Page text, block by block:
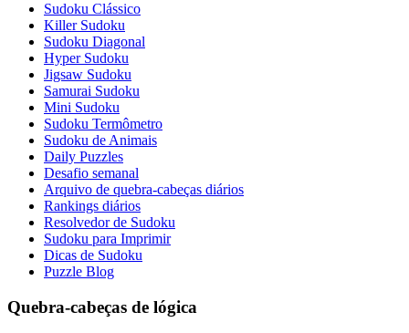
Sudoku Clássico
Killer Sudoku
Sudoku Diagonal
Hyper Sudoku
Jigsaw Sudoku
Samurai Sudoku
Mini Sudoku
Sudoku Termômetro
Sudoku de Animais
Daily Puzzles
Desafio semanal
Arquivo de quebra-cabeças diários
Rankings diários
Resolvedor de Sudoku
Sudoku para Imprimir
Dicas de Sudoku
Puzzle Blog
Quebra-cabeças de lógica